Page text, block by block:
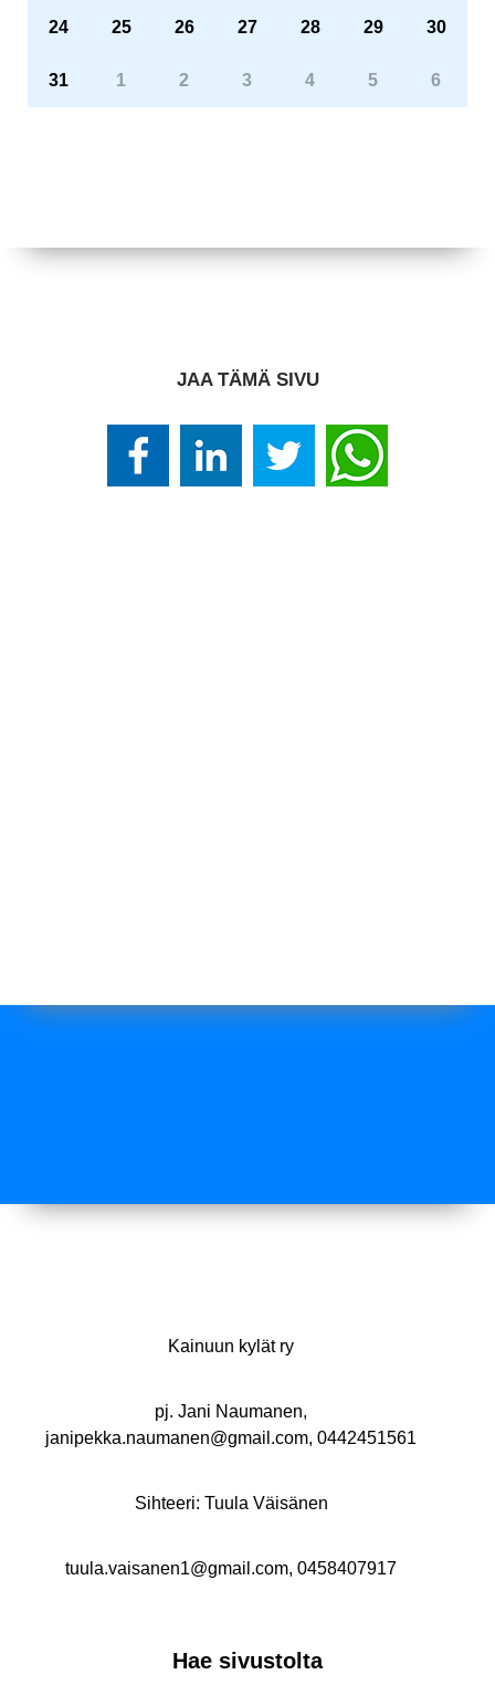
24 25 26 27 28 29 30
31 1 2 3 4 5 6
JAA TÄMÄ SIVU
Kainuun kylät ry
pj. Jani Naumanen,
janipekka.naumanen@gmail.com, 0442451561
Sihteeri: Tuula Väisänen
tuula.vaisanen1@gmail.com, 0458407917
Hae sivustolta